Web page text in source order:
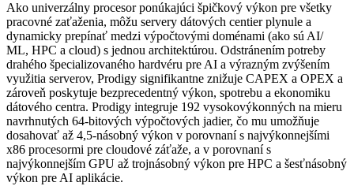
Ako univerzálny procesor ponúkajúci špičkový výkon pre všetky
pracovné zaťaženia, môžu servery dátových centier plynule a
dynamicky prepínať medzi výpočtovými doménami (ako sú AI/
ML, HPC a cloud) s jednou architektúrou. Odstránením potreby
drahého špecializovaného hardvéru pre AI a výrazným zvýšením
využitia serverov, Prodigy signifikantne znižuje CAPEX a OPEX a
zároveň poskytuje bezprecedentný výkon, spotrebu a ekonomiku
dátového centra. Prodigy integruje 192 vysokovýkonných na mieru
navrhnutých 64-bitových výpočtových jadier, čo mu umožňuje
dosahovať až 4,5-násobný výkon v porovnaní s najvýkonnejšími
x86 procesormi pre cloudové záťaže, a v porovnaní s
najvýkonnejším GPU až trojnásobný výkon pre HPC a šesťnásobný
výkon pre AI aplikácie.